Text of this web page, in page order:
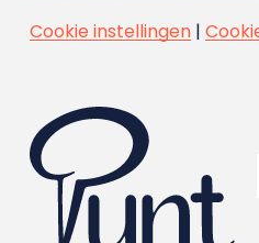
Cookie instellingen|